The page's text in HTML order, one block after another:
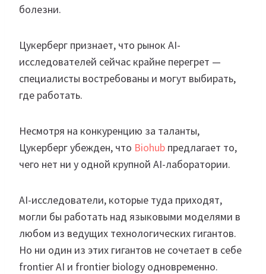
болезни.
Цукерберг признает, что рынок AI-
исследователей сейчас крайне перегрет —
специалисты востребованы и могут выбирать,
где работать.
Несмотря на конкуренцию за таланты,
Цукерберг убежден, что Biohub предлагает то,
чего нет ни у одной крупной AI-лаборатории.
AI-исследователи, которые туда приходят,
могли бы работать над языковыми моделями в
любом из ведущих технологических гигантов.
Но ни один из этих гигантов не сочетает в себе
frontier AI и frontier biology одновременно.